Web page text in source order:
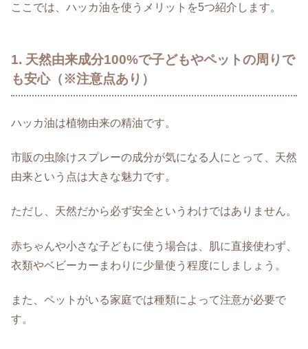
ここでは、ハッカ油を使うメリットを5つ紹介します。
1. 天然由来成分100%で子どもやペットの周りで
も安心（※注意点あり）
ハッカ油は植物由来の精油です。
市販の虫除けスプレーの成分が気になる人にとって、天然
由来という点は大きな魅力です。
ただし、天然だから必ず安全というわけではありません。
赤ちゃんや小さな子どもに使う場合は、肌に直接使わず、
衣類やベビーカーまわりに少量使う程度にしましょう。
また、ペットがいる家庭では種類によって注意が必要で
す。